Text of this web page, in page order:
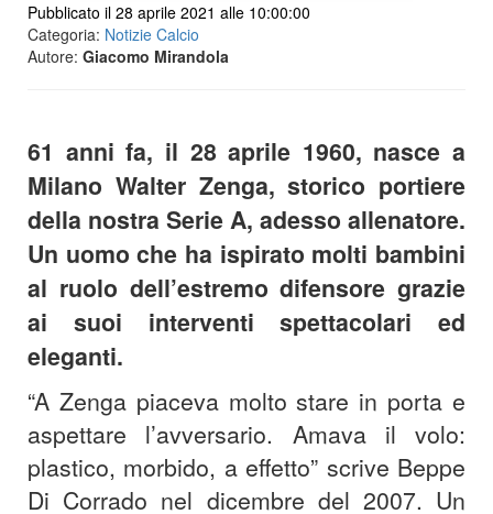
Pubblicato il 28 aprile 2021 alle 10:00:00
Categoria: Notizie Calcio
Autore: Giacomo Mirandola
61 anni fa, il 28 aprile 1960, nasce a
Milano Walter Zenga, storico portiere
della nostra Serie A, adesso allenatore.
Un uomo che ha ispirato molti bambini
al ruolo dell’estremo difensore grazie
ai suoi interventi spettacolari ed
eleganti.
“A Zenga piaceva molto stare in porta e
aspettare l’avversario. Amava il volo:
plastico, morbido, a effetto” scrive Beppe
Di Corrado nel dicembre del 2007. Un